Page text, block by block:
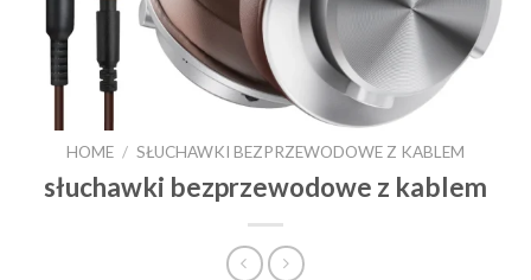
HOME / SŁUCHAWKI BEZPRZEWODOWE Z KABLEM
słuchawki bezprzewodowe z kablem